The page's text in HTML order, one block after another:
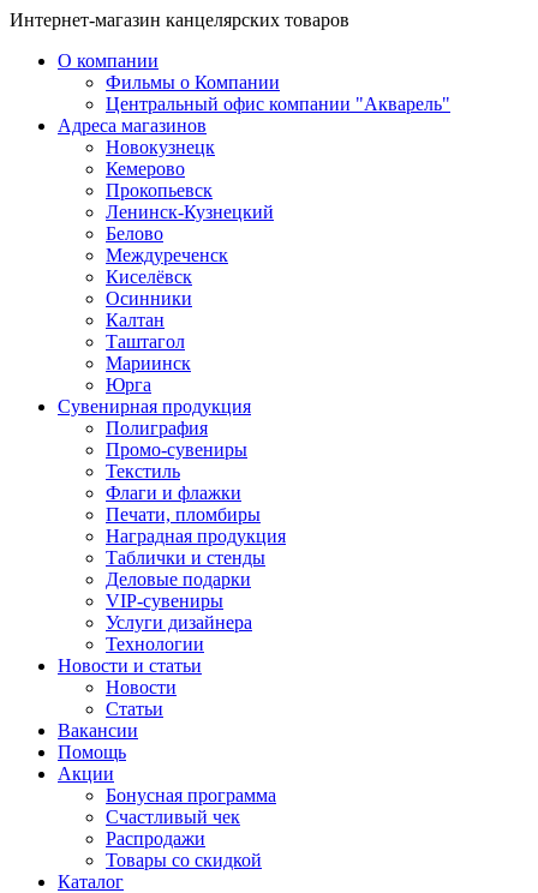
Интернет-магазин канцелярских товаров
О компании
Фильмы о Компании
Центральный офис компании "Акварель"
Адреса магазинов
Новокузнецк
Кемерово
Прокопьевск
Ленинск-Кузнецкий
Белово
Междуреченск
Киселёвск
Осинники
Калтан
Таштагол
Мариинск
Юрга
Сувенирная продукция
Полиграфия
Промо-сувениры
Текстиль
Флаги и флажки
Печати, пломбиры
Наградная продукция
Таблички и стенды
Деловые подарки
VIP-сувениры
Услуги дизайнера
Технологии
Новости и статьи
Новости
Статьи
Вакансии
Помощь
Акции
Бонусная программа
Счастливый чек
Распродажи
Товары со скидкой
Каталог